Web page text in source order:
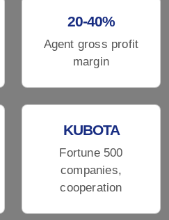
20-40%
Agent gross profit
margin
KUBOTA
Fortune 500
companies,
cooperation